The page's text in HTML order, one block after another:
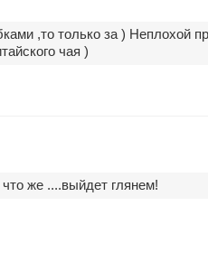
,то только за ) Неплохой
чая )
же ....выйдет глянем!